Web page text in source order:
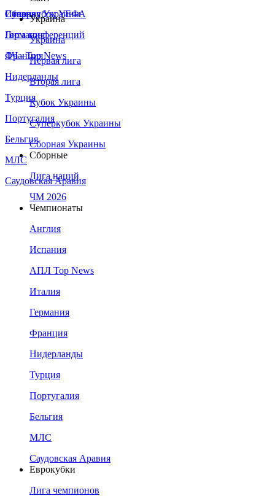
Сборная Украины
Италия
Германия
Франция
Нидерланды
Турция
Португалия
Бельгия
МЛС
Саудовская Аравия
Суперкубок УЕФА
Лига конференций
ЛЧ - Top News
Украина
Украина
Первая лига
Вторая лига
Кубок Украины
Суперкубок Украины
Сборная Украины
Сборные
Лига наций
ЧМ 2026
Чемпионаты
Англия
Испания
АПЛ Top News
Италия
Германия
Франция
Нидерланды
Турция
Португалия
Бельгия
МЛС
Саудовская Аравия
Еврокубки
Лига чемпионов